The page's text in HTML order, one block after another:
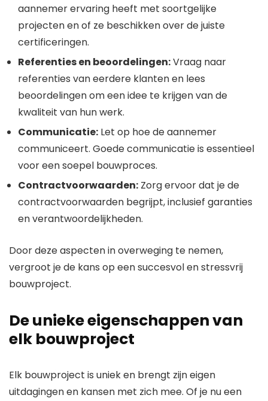
aannemer ervaring heeft met soortgelijke
projecten en of ze beschikken over de juiste
certificeringen.
Referenties en beoordelingen:Vraag naar
referenties van eerdere klanten en lees
beoordelingen om een idee te krijgen van de
kwaliteit van hun werk.
Communicatie: Let op hoe de aannemer
communiceert. Goede communicatie is essentieel
voor een soepel bouwproces.
Contractvoorwaarden: Zorg ervoor dat je de
contractvoorwaarden begrijpt, inclusief garanties
en verantwoordelijkheden.
Door deze aspecten in overweging te nemen,
vergroot je de kans op een succesvol en stressvrij
bouwproject.
De unieke eigenschappen van
elk bouwproject
Elk bouwproject is uniek en brengt zijn eigen
uitdagingen en kansen met zich mee. Of je nu een